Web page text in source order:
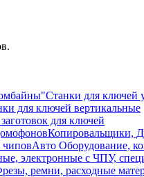
Станки для ключей
для ключей вертикальные
для ключей
Копировальщики,
Авто Оборудование,
ремни, расходные